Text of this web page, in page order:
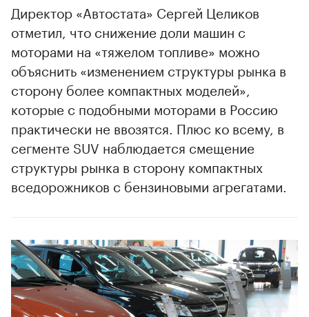
00:00 / 00:00
Директор «Автостата» Сергей Целиков
отметил, что снижение доли машин с
моторами на «тяжелом топливе» можно
объяснить «изменением структуры рынка в
сторону более компактных моделей»,
которые с подобными моторами в Россию
практически не ввозятся. Плюс ко всему, в
сегменте SUV наблюдается смещение
структуры рынка в сторону компактных
вседорожников с бензиновыми агрегатами.